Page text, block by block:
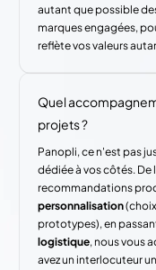
autant que possible
marques engagées,
reflète vos valeurs
Quel
projets ?
Panopli, ce n'est pas
dédiée à vos côtés. De
recommandations
personnalisation
prototypes), en
logistique, nous vous
avez un interlocuteur